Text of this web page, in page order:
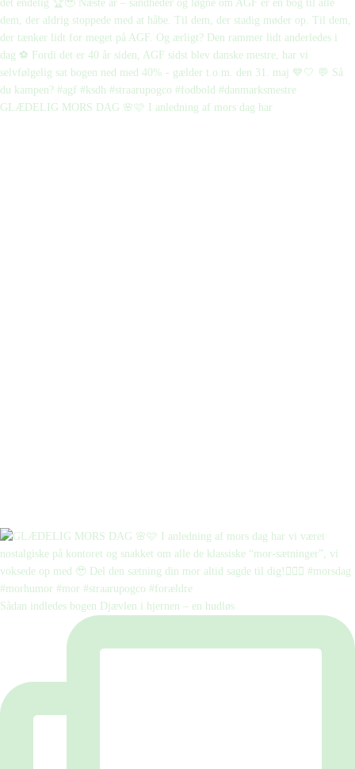
GLÆDELIG MORS DAG 🌸🩷 I anledning af mors dag har
Sådan indledes bogen Djævlen i hjernen – en hudløs